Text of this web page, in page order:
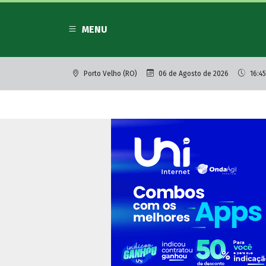
MENU
Porto Velho (RO) 06 de Agosto de 2026